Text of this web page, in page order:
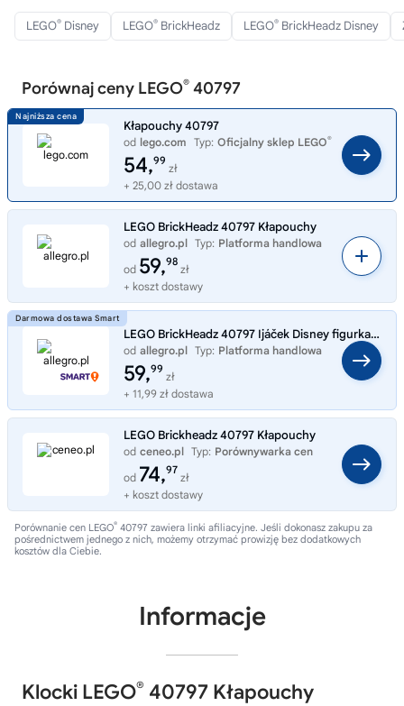
LEGO® Disney LEGO® BrickHeadz LEGO® BrickHeadz Disney
Porównaj ceny LEGO® 40797
Kłapouchy 40797
od lego.com Typ: Oficjalny sklep LEGO®
54,99
zł
+ 25,00 zł dostawa
LEGO BrickHeadz 40797 Kłapouchy
od allegro.pl Typ: Platforma handlowa
od 59,98
zł
+ koszt dostawy
LEGO BrickHeadz 40797 Ijáček Disney figurka kolekcjonerska
od allegro.pl Typ: Platforma handlowa
59,99
zł
+ 11,99 zł dostawa
LEGO Brickheadz 40797 Kłapouchy
od ceneo.pl Typ: Porównywarka cen
od 74,97
zł
+ koszt dostawy
Porównanie cen LEGO® 40797 zawiera linki afiliacyjne. Jeśli dokonasz zakupu za
pośrednictwem jednego z nich, możemy otrzymać prowizję bez dodatkowych
kosztów dla Ciebie.
Informacje
Klocki LEGO® 40797 Kłapouchy